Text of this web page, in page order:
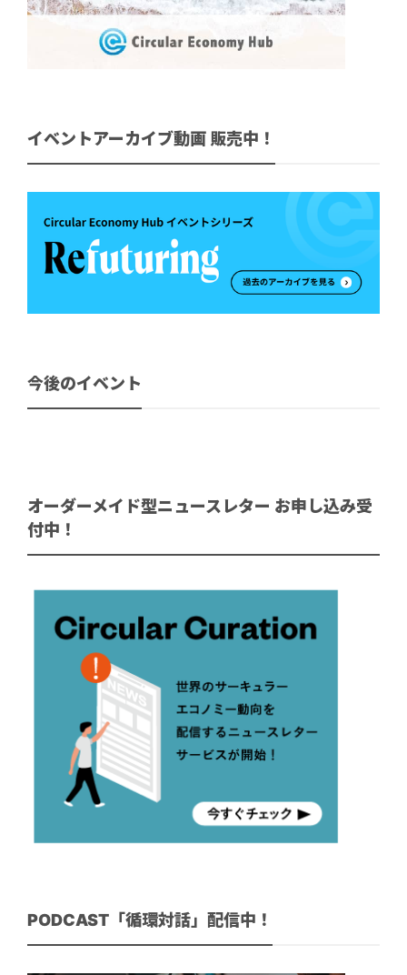
イベントアーカイブ動画 販売中！
今後のイベント
オーダーメイド型ニュースレター お申し込み受
付中！
PODCAST「循環対話」配信中！